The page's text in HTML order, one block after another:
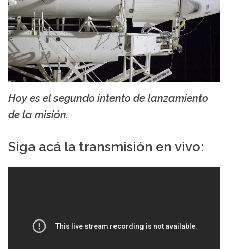
Hoy es el segundo intento de lanzamiento
de la misión.
Siga acá la transmisión en vivo: